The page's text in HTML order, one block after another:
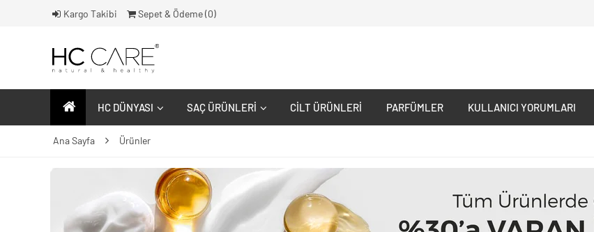
Kargo Takibi Sepet & Ödeme ( 0)
HC DÜNYASI SAÇ ÜRÜNLERI CILT ÜRÜNLERI PARFÜMLER KULLANICI YORUMLARI
Ana Sayfa Ürünler